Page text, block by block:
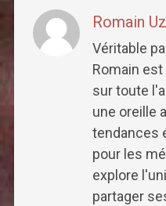
Romain
Véritable
Romain
sur toute
une oreille
tendances
pour les
explore
partager